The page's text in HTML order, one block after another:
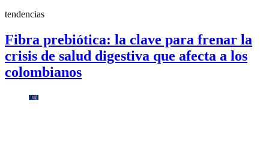
tendencias
Fibra prebiótica: la clave para frenar la
crisis de salud digestiva que afecta a los
colombianos